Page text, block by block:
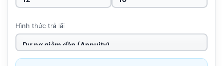
Hình thức trả lãi